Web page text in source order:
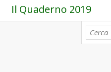
Il Quaderno 2019